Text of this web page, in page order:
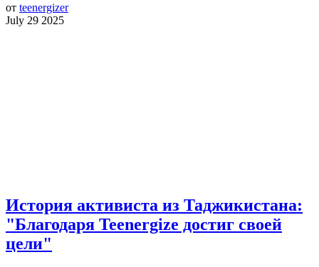
от teenergizer
July 29 2025
История активиста из Таджикистана:
"Благодаря Teenergize достиг своей
цели"